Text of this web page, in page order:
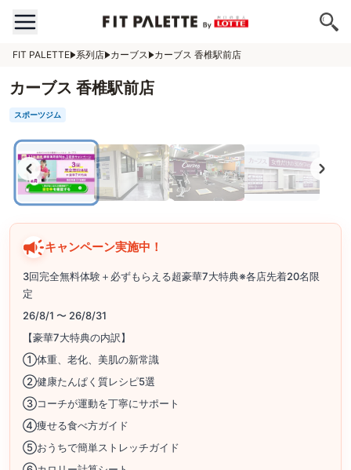
FIT PALETTE 系列店 カーブス カーブス 香椎駅前店
カーブス 香椎駅前店
スポーツジム
キャンペーン実施中！
3回完全無料体験＋必ずもらえる超豪華7大特典※各店先着20名限
定
26/8/1 〜 26/8/31
【豪華7大特典の内訳】
①体重、老化、美肌の新常識
②健康たんぱく質レシピ5選
③コーチが運動を丁寧にサポート
④痩せる食べ方ガイド
⑤おうちで簡単ストレッチガイド